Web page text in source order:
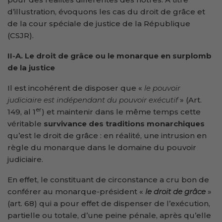
d’illustration, évoquons les cas du droit de grâce et
de la cour spéciale de justice de la République
(CSJR).
II-A. Le droit de grâce ou le monarque en surplomb
de la justice
Il est incohérent de disposer que « le pouvoir
judiciaire est indépendant du pouvoir exécutif» (Art.
149, al 1 er) et maintenir dans le même temps cette
véritable survivance des traditions monarchiques
qu’est le droit de grâce : en réalité, une intrusion en
règle du monarque dans le domaine du pouvoir
judiciaire.
En effet, le constituant de circonstance a cru bon de
conférer au monarque-président « le droit de grâce »
(art. 68) qui a pour effet de dispenser de l’exécution,
partielle ou totale, d’une peine pénale, après qu’elle